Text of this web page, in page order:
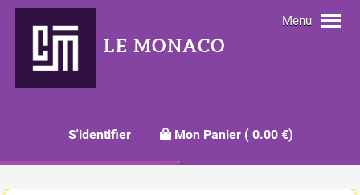
LE MONACO
S'identifier Mon Panier (0.00 €)
Menu